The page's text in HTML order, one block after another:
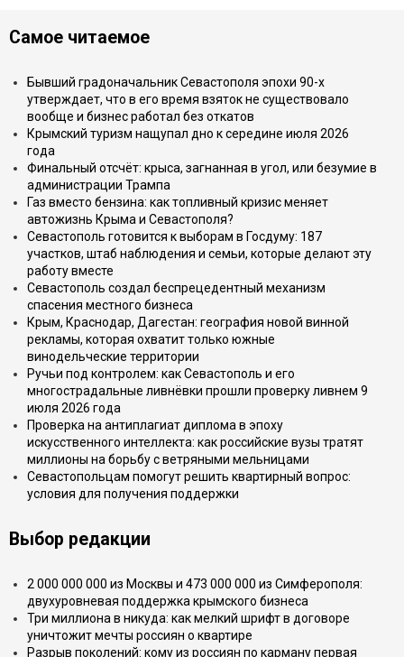
Самое читаемое
Бывший градоначальник Севастополя эпохи 90-х
утверждает, что в его время взяток не существовало
вообще и бизнес работал без откатов
Крымский туризм нащупал дно к середине июля 2026
года
Финальный отсчёт: крыса, загнанная в угол, или безумие в
администрации Трампа
Газ вместо бензина: как топливный кризис меняет
автожизнь Крыма и Севастополя?
Севастополь готовится к выборам в Госдуму: 187
участков, штаб наблюдения и семьи, которые делают эту
работу вместе
Севастополь создал беспрецедентный механизм
спасения местного бизнеса
Крым, Краснодар, Дагестан: география новой винной
рекламы, которая охватит только южные
винодельческие территории
Ручьи под контролем: как Севастополь и его
многострадальные ливнёвки прошли проверку ливнем 9
июля 2026 года
Проверка на антиплагиат диплома в эпоху
искусственного интеллекта: как российские вузы тратят
миллионы на борьбу с ветряными мельницами
Севастопольцам помогут решить квартирный вопрос:
условия для получения поддержки
Выбор редакции
2 000 000 000 из Москвы и 473 000 000 из Симферополя:
двухуровневая поддержка крымского бизнеса
Три миллиона в никуда: как мелкий шрифт в договоре
уничтожит мечты россиян о квартире
Разрыв поколений: кому из россиян по карману первая